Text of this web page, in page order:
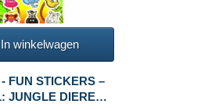
In winkelwagen
- FUN STICKERS –
JUNGLE DIEREN